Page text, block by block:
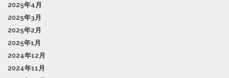
2025年4月
2025年3月
2025年2月
2025年1月
2024年12月
2024年11月